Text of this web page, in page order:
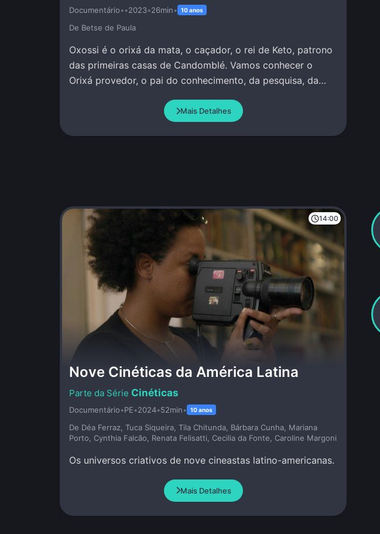
Documentário••2023•26min• 10 anos
De Betse de Paula
Oxossi é o orixá da mata, o caçador, o rei de Keto, patrono
das primeiras casas de Candomblé. Vamos conhecer o
Orixá provedor, o pai do conhecimento, da pesquisa, da
Mais Detalhes
14:00
Nove Cinéticas da América Latina
Cinéticas
Documentário•PE•2024•52min• 10 anos
De Déa Ferraz, Tuca Siqueira, Tila Chitunda, Bárbara Cunha, Mariana
Porto, Cynthia Falcão, Renata Felisatti, Cecilia da Fonte, Caroline Margoni
Os universos criativos de nove cineastas latino-americanas.
Mais Detalhes